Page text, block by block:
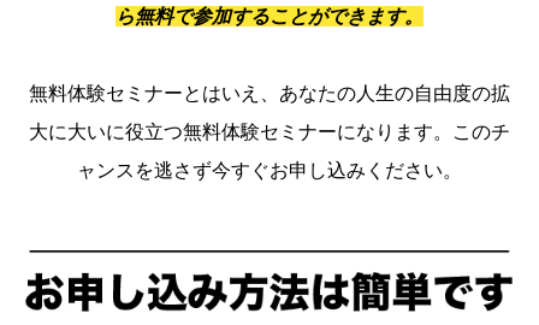
ら無料で参加することができます。
無料体験セミナーとはいえ、あなたの人生の自由度の拡
大に大いに役立つ無料体験セミナーになります。このチ
ャンスを逃さず今すぐお申し込みください。